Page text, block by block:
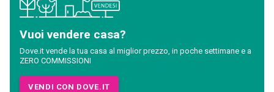
Vuoi vendere casa?
Dove.it vende la tua casa al miglior prezzo, in poche settimane e a
ZERO COMMISSIONI
VENDI CON DOVE.IT